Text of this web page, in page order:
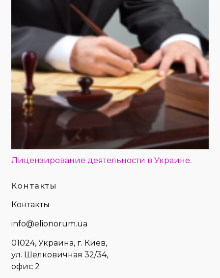
Лицензирование деятельности в Украине.
Контакты
Контакты
info@elionorum.ua
01024, Украина, г. Киев,
ул. Шелковичная 32/34,
офис 2